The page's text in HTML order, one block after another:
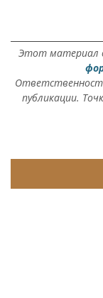
Этот материал
публикации.